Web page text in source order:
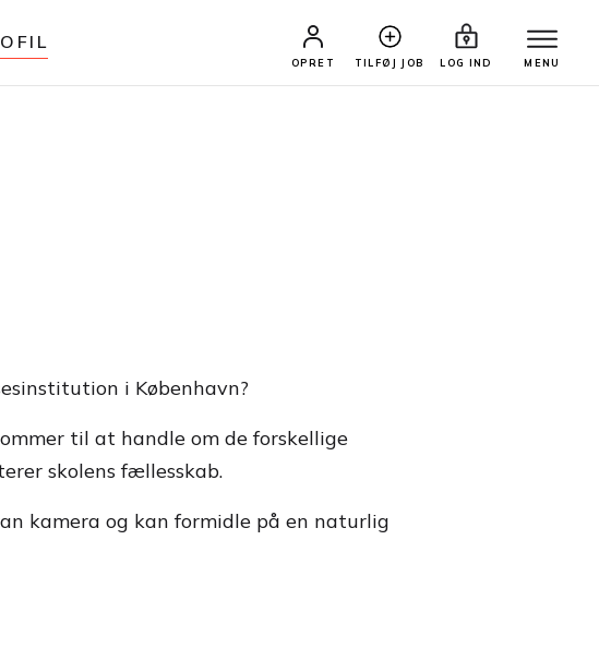
OPRET TILFØJ JOB LOG IND MENU
i København?
til at handle om de forskellige
skolens fællesskab.
kamera og kan formidle på en naturlig